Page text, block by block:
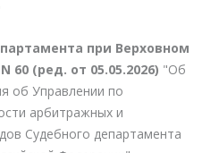
при Верховном
60 (ред. от 05.05.2026) "Об
об Управлении по
арбитражных и
Судебного департамента